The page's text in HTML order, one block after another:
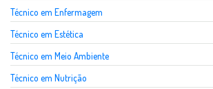
Técnico em Enfermagem
Técnico em Estética
Técnico em Meio Ambiente
Técnico em Nutrição